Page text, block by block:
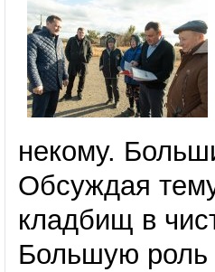
некому.
Обсуждая
кладбищ в
Большую роль